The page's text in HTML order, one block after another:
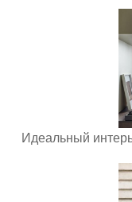
Идеальный